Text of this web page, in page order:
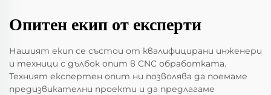
Опитен екип от експерти
Нашият екип се състои от квалифицирани инженери
и техници с дълбок опит в CNC обработката.
Техният експертен опит ни позволява да поемаме
предизвикателни проекти и да предлагаме